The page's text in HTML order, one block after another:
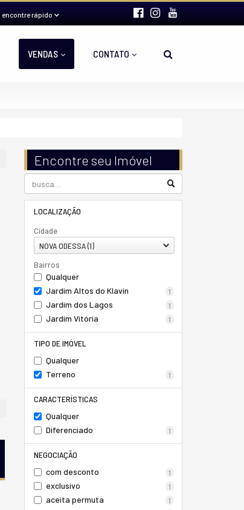
encontre rápido
VENDAS CONTATO
Encontre seu Imóvel
LOCALIZAÇÃO
Cidade
NOVA ODESSA (1)
Bairros
Qualquer
Jardim Altos do Klavin
1
Jardim dos Lagos 1
Jardim Vitória 1
TIPO DE IMÓVEL
Qualquer
Terreno
1
CARACTERÍSTICAS
Qualquer
Diferenciado
1
NEGOCIAÇÃO
com desconto
1
exclusivo 1
aceita permuta 1